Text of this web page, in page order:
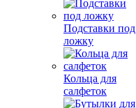
Подставки под
ложку
Кольца для
салфеток